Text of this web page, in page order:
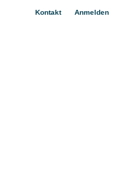
Kontakt| Anmelden